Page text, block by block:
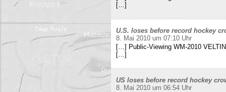
[…]
U.S. loses before record hockey
8. Mai 2010 um 07:10 Uhr
[…] Public-Viewing WM-2010
[…]
US loses before record hockey
8. Mai 2010 um 06:54 Uhr